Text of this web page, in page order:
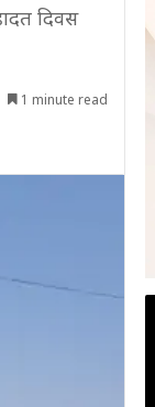
दिवस
1 minute read